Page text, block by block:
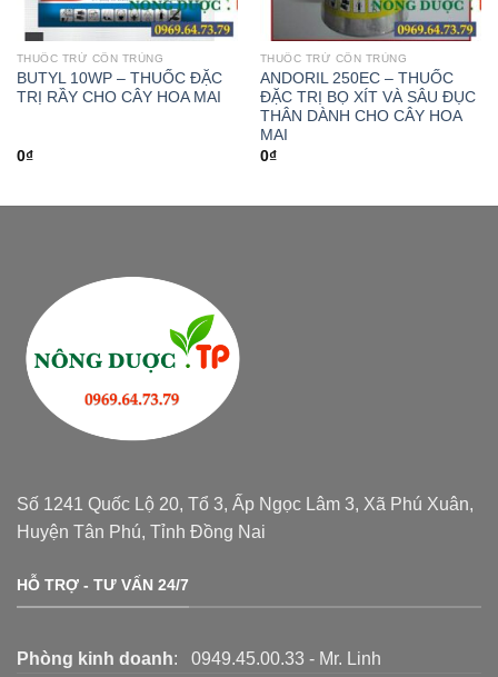
THUỐC TRỪ CÔN TRÙNG
BUTYL 10WP – THUỐC ĐẶC
TRỊ RẦY CHO CÂY HOA MAI
0₫
THUỐC TRỪ CÔN TRÙNG
ANDORIL 250EC – THUỐC
ĐẶC TRỊ BỌ XÍT VÀ SÂU ĐỤC
THÂN DÀNH CHO CÂY HOA
MAI
0₫
Số 1241 Quốc Lộ 20, Tổ 3, Ấp Ngọc Lâm 3, Xã Phú Xuân,
Huyện Tân Phú, Tỉnh Đồng Nai
HỖ TRỢ - TƯ VẤN 24/7
Phòng kinh doanh: 0949.45.00.33 - Mr. Linh